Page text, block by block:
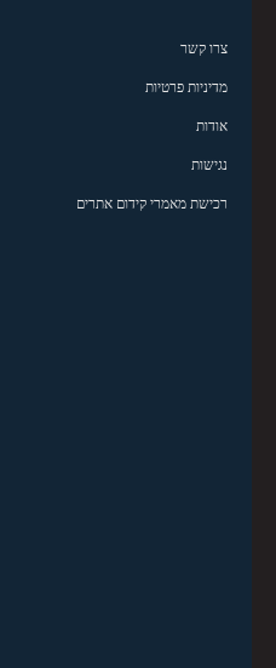
צרו קשר
מדיניות פרטיות
אודות
נגישות
רכישת מאמרי קידום אתרים